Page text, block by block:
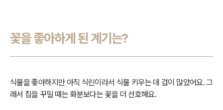
꽃을 좋아하게 된 계기는?
식물을 좋아하지만 아직 식린이라서 식물 키우는 데 겁이 많았어요. 그
래서 집을 꾸밀 때는 화분보다는 꽃을 더 선호해요.